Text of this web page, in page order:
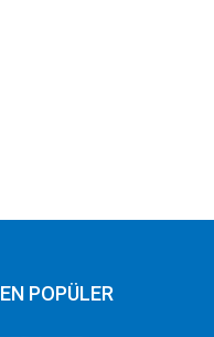
EN POPÜLER